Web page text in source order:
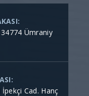
Ümraniy
Cad. Hanç